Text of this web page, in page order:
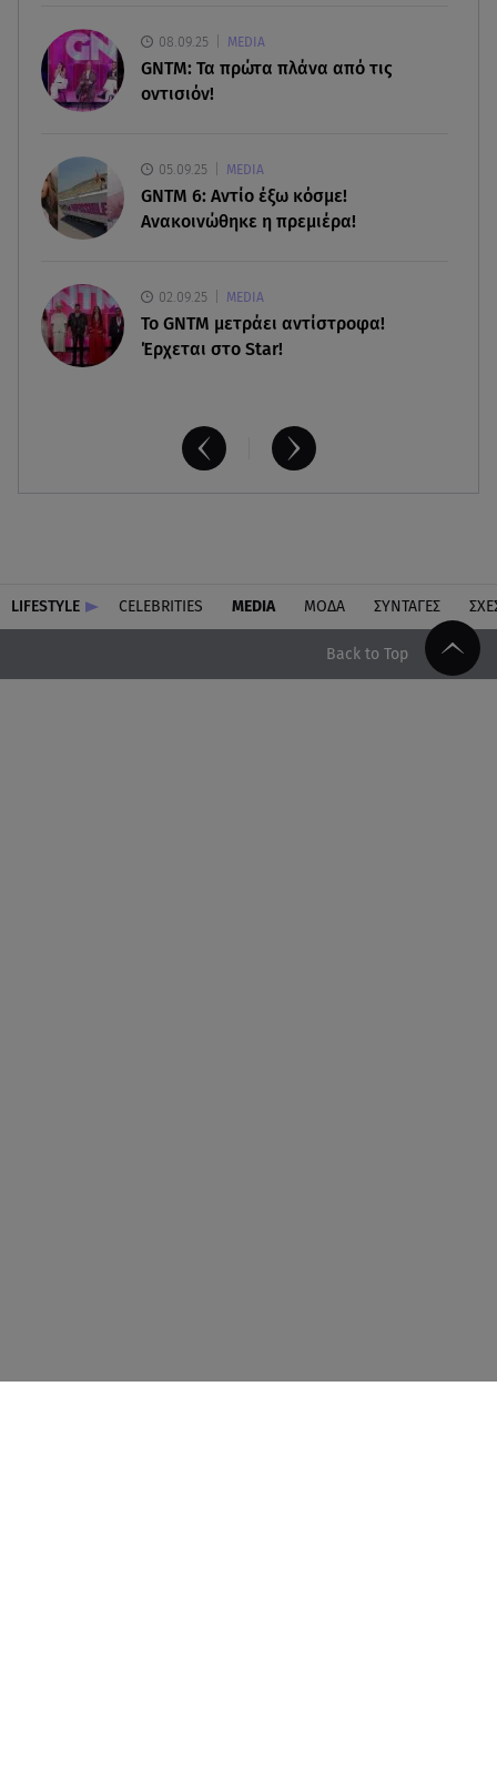
Έξοδος Αυγούστου: Στο 100% η πληρότητα για
Κυκλάδες
αποτελέσματα
08.09.25 MEDIA
GNTM: Τα πρώτα πλάνα από τις
οντισιόν!
05.09.25 MEDIA
GNTM 6: Αντίο έξω κόσμε!
Ανακοινώθηκε η πρεμιέρα!
02.09.25 MEDIA
Το GNTM μετράει αντίστροφα!
Έρχεται στο Star!
LIFESTYLE CELEBRITIES MEDIA ΜΟΔΑ ΣΥΝΤΑΓΕΣ
Back to Top